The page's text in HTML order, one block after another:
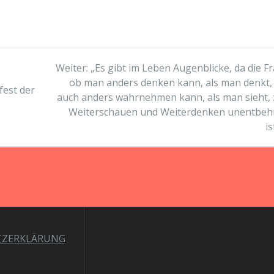
der
Weiter: Nächster
Beitrag:
„Es gibt im Leben Augenblicke, da die
ob man anders denken kann, als man
auch anders wahrnehmen kann, als man sieht,
Weiterschauen und Weiterdenken